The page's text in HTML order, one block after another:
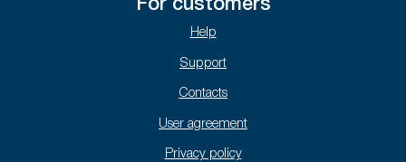
For customers
Help
Support
Contacts
User agreement
Privacy policy